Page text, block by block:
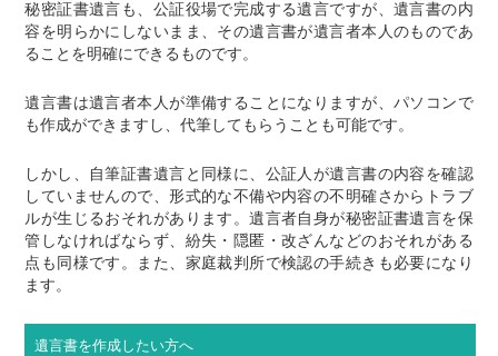
秘密証書遺言も、公証役場で完成する遺言ですが、遺言書の内
容を明らかにしないまま、その遺言書が遺言者本人のものであ
ることを明確にできるものです。
遺言書は遺言者本人が準備することになりますが、パソコンで
も作成ができますし、代筆してもらうことも可能です。
しかし、自筆証書遺言と同様に、公証人が遺言書の内容を確認
していませんので、形式的な不備や内容の不明確さからトラブ
ルが生じるおそれがあります。遺言者自身が秘密証書遺言を保
管しなければならず、紛失・隠匿・改ざんなどのおそれがある
点も同様です。また、家庭裁判所で検認の手続きも必要になり
ます。
遺言書を作成したい方へ